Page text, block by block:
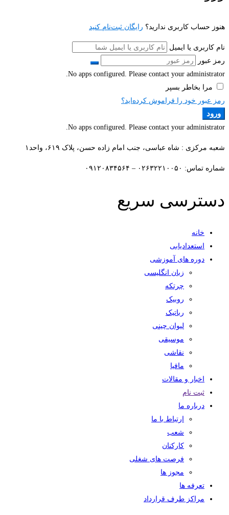
هنوز حساب کاربری ندارید؟ رایگان ثبت‌نام کنید
نام کاربری یا ایمیل
رمز عبور
No apps configured. Please contact your administrator.
مرا بخاطر بسپر
رمز عبور خود را فراموش کرده‌اید؟
ورود
No apps configured. Please contact your administrator.
شعبه مرکزی : شاه عباسی، جنب امام زاده حسن، پلاک ۶۱۹، واحد۱​
شماره تماس: ۰۲۶۳۲۲۱۰۰۵۰ – ۰۹۱۲۰۸۳۴۵۶۴
دسترسی سریع
خانه
استعدادیابی
دوره های آموزشی
زبان انگلیسی
چرتکه
روبیک
رباتیک
لیوان چینی
موسیقی
نقاشی
مافیا
اخبار و مقالات
ثبت نام
درباره ما
ارتباط با ما
شعب
کارکنان
فرصت های شغلی
مجوز ها
تعرفه ها
مراکز طرف قرارداد